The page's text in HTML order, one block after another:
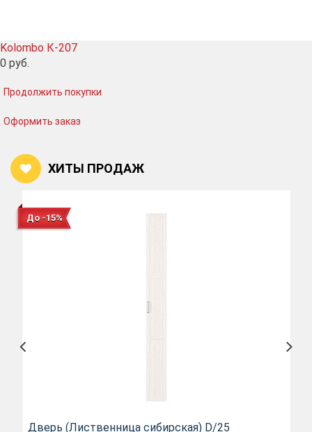
Kolombo К-207
0 руб.
Продолжить покупки
Оформить заказ
ХИТЫ ПРОДАЖ
До -15%
Дверь (Лиственница сибирская) D/25